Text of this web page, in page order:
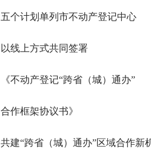
五个计划单列市不动产登记中心
以线上方式共同签署
《不动产登记“跨省（城）通办”
合作框架协议书》
共建“跨省（城）通办”区域合作新